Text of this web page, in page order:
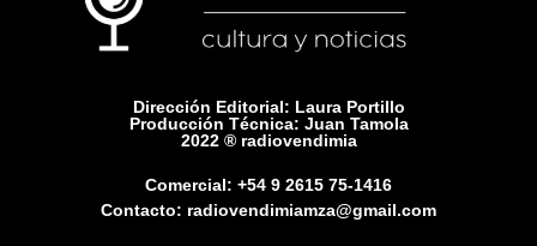
Dirección Editorial: Laura Portillo
Producción Técnica: Juan Tamola
2022 ® radiovendimia
Comercial: +54 9 2615 75-1416
Contacto: radiovendimiamza@gmail.com